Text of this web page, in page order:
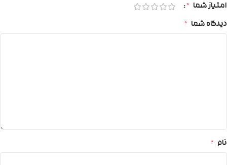
امتیاز شما *
دیدگاه شما *
نام *